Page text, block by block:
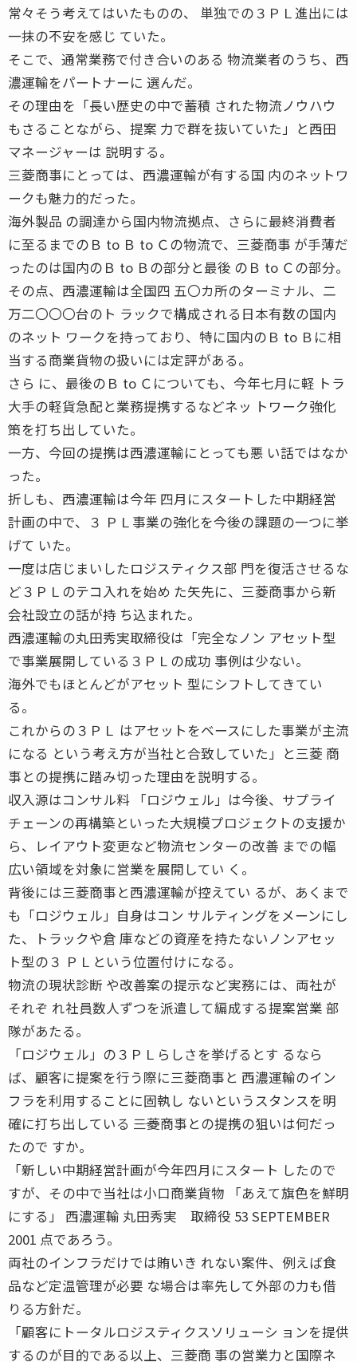
常々そう考えてはいたものの、 単独での３ＰＬ進出には
一抹の不安を感じ ていた。
そこで、通常業務で付き合いのある 物流業者のうち、西
濃運輸をパートナーに 選んだ。
その理由を「長い歴史の中で蓄積 された物流ノウハウ
もさることながら、提案 力で群を抜いていた」と西田
マネージャーは 説明する。
三菱商事にとっては、西濃運輸が有する国 内のネットワ
ークも魅力的だった。
海外製品 の調達から国内物流拠点、さらに最終消費者
に至るまでのＢ to Ｂ to Ｃの物流で、三菱商事 が手薄だ
ったのは国内のＢ to Ｂの部分と最後 のＢ to Ｃの部分。
その点、西濃運輸は全国四 五〇カ所のターミナル、二
万二〇〇〇台のト ラックで構成される日本有数の国内
のネット ワークを持っており、特に国内のＢ to Ｂに相
当する商業貨物の扱いには定評がある。
さら に、最後のＢ to Ｃについても、今年七月に軽 トラ
大手の軽貨急配と業務提携するなどネッ トワーク強化
策を打ち出していた。
一方、今回の提携は西濃運輸にとっても悪 い話ではなか
った。
折しも、西濃運輸は今年 四月にスタートした中期経営
計画の中で、３ ＰＬ事業の強化を今後の課題の一つに挙
げて いた。
一度は店じまいしたロジスティクス部 門を復活させるな
ど３ＰＬのテコ入れを始め た矢先に、三菱商事から新
会社設立の話が持 ち込まれた。
西濃運輸の丸田秀実取締役は「完全なノン アセット型
で事業展開している３ＰＬの成功 事例は少ない。
海外でもほとんどがアセット 型にシフトしてきてい
る。
これからの３ＰＬ はアセットをベースにした事業が主流
になる という考え方が当社と合致していた」と三菱 商
事との提携に踏み切った理由を説明する。
収入源はコンサル料 「ロジウェル」は今後、サプライ
チェーンの再構築といった大規模プロジェクトの支援か
ら、レイアウト変更など物流センターの改善 までの幅
広い領域を対象に営業を展開してい く。
背後には三菱商事と西濃運輸が控えてい るが、あくまで
も「ロジウェル」自身はコン サルティングをメーンにし
た、トラックや倉 庫などの資産を持たないノンアセッ
ト型の３ ＰＬという位置付けになる。
物流の現状診断 や改善案の提示など実務には、両社が
それぞ れ社員数人ずつを派遣して編成する提案営業 部
隊があたる。
「ロジウェル」の３ＰＬらしさを挙げるとす るなら
ば、顧客に提案を行う際に三菱商事と 西濃運輸のイン
フラを利用することに固執し ないというスタンスを明
確に打ち出している ――三菱商事との提携の狙いは何だっ
たので すか。
「新しい中期経営計画が今年四月にスタート したので
すが、その中で当社は小口商業貨物 「あえて旗色を鮮明
にする」 西濃運輸 丸田秀実 取締役 53 SEPTEMBER
2001 点であろう。
両社のインフラだけでは賄いき れない案件、例えば食
品など定温管理が必要 な場合は率先して外部の力も借
りる方針だ。
「顧客にトータルロジスティクスソリューシ ョンを提供
するのが目的である以上、三菱商 事の営業力と国際ネ